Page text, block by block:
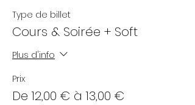
Type de billet
Cours & Soirée + Soft
Plus d'info
Prix
De 12,00 € à 13,00 €